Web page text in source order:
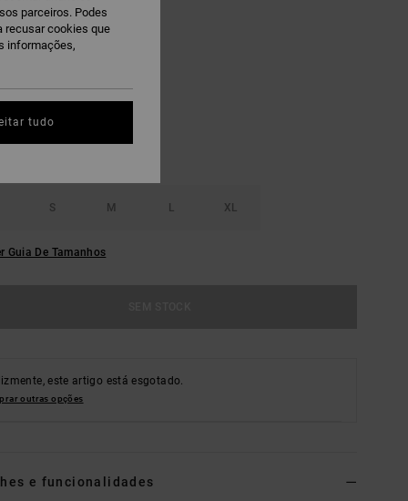
10% EXTRA
S M L XL
Guia De Tamanhos
este artigo está esgotado.
outras opções
e funcionalidades
parceiros. Podes
recusar cookies que
informações,
tudo